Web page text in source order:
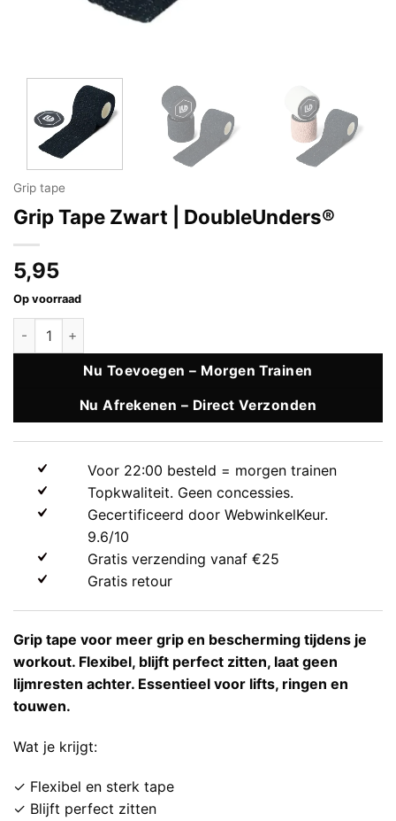
Grip tape
Grip Tape Zwart | DoubleUnders®
5,95
Op voorraad
Grip Tape Zwart | DoubleUnders® aantal
Nu Toevoegen – Morgen Trainen
Nu Afrekenen – Direct Verzonden
Voor 22:00 besteld = morgen trainen
Topkwaliteit. Geen concessies.
Gecertificeerd door WebwinkelKeur.
9.6/10
Gratis verzending vanaf €25
Gratis retour
Grip tape voor meer grip en bescherming tijdens je
workout. Flexibel, blijft perfect zitten, laat geen
lijmresten achter. Essentieel voor lifts, ringen en
touwen.
Wat je krijgt:
✓ Flexibel en sterk tape
✓ Blijft perfect zitten